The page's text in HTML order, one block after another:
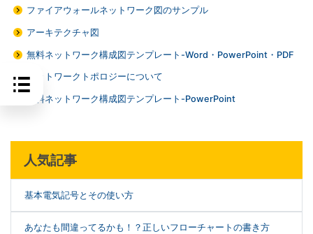
ファイアウォールネットワーク図のサンプル
アーキテクチャ図
無料ネットワーク構成図テンプレート-Word・PowerPoint・PDF
ネットワークトポロジーについて
無料ネットワーク構成図テンプレート-PowerPoint
人気記事
基本電気記号とその使い方
あなたも間違ってるかも！？正しいフローチャートの書き方